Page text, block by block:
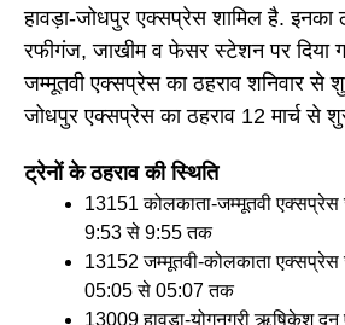
हावड़ा-जोधपुर एक्सप्रेस शामिल है. इनका
रफीगंज, जाखीम व फेसर स्टेशन पर दिया
जम्मूतवी एक्सप्रेस का ठहराव शनिवार से
जोधपुर एक्सप्रेस का ठहराव 12 मार्च से
ट्रेनों के ठहराव की स्थिति
13151 कोलकाता-जम्मूतवी एक्सप्रेस
9:53 से 9:55 तक
13152 जम्मूतवी-कोलकाता
05:05 से 05:07 तक
13009 हावड़ा-योगनगरी ऋषिकेश